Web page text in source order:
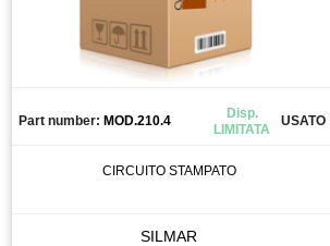
Part number: MOD.210.4
Disp.
LIMITATA
USATO
CIRCUITO STAMPATO
SILMAR